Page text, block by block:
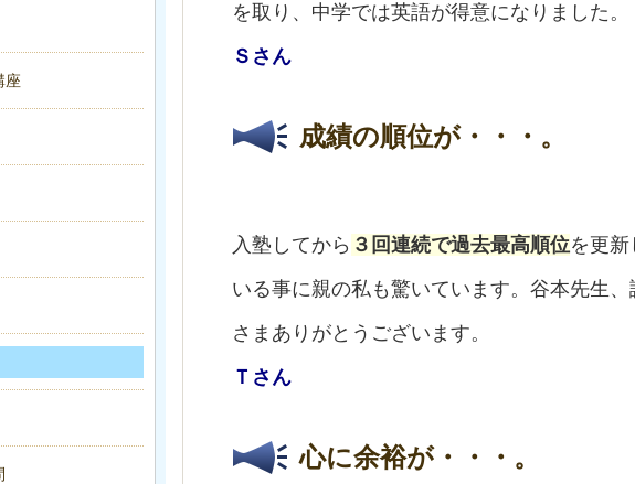
を取り、中学では英語が得意になりま
Ｓさん
成績の順位が・・・。
入塾してから ３回連続で過去最高順位を更新
いる事に親の私も驚いています。 谷本先生、
さまありがとうございます
Ｔさん
心に余裕が・・・。
座